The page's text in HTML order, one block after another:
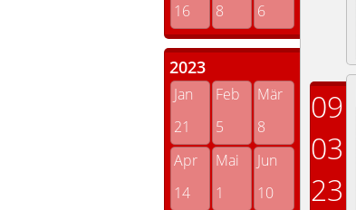
16
8 6
2023
Jan Feb
Mär
21
5
8
Apr
Mai
Jun
14
1
10
09
03
23